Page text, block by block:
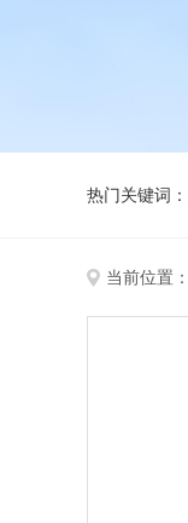
热门关键词：
当前位置：